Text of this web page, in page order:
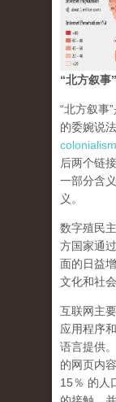
“北方叙事”
“北方叙事
的委婉说
colonialism
后两个链
一部分含
义。
数字殖民
方国家通
面的日益
文化和社
互联网主
应用程序
语言提供
的网页内
15％ 的人